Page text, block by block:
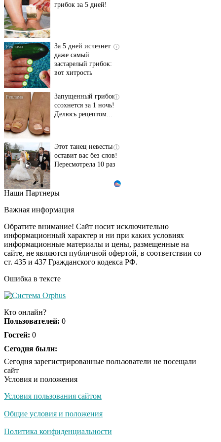
грибок за 5 дней!
i
За 5 дней исчезнет
даже самый
застарелый грибок:
вот хитрость
i
Запущенный грибок
ссохнется за 1 ночь!
Делюсь рецептом...
i
Этот танец невесты
оставит вас без слов!
Пересмотрела 10 раз
Ролик длится пару
шоке от увиденного
i
Ролик из Омска: вы
будете смеяться долго
Ржу не переставая, это
Скрытая камера на
люди вытворяют, когда
Ролик длится
смеяться вы будете
Наши Партнеры
Важная информация
Обратите внимание! Сайт носит исключительно
информационный характер и ни при каких условиях
информационные материалы и цены, размещенные на
сайте, не являются публичной офертой, в соответствии со
ст. 435 и 437 Гражданского кодекса РФ.
Ошибка в тексте
Кто онлайн?
Пользователей: 0
Гостей: 0
Сегодня были:
Сегодня зарегистрированные пользователи не посещали
сайт
Условия и положения
Условия пользования сайтом
Общие условия и положения
Политика конфиденциальности